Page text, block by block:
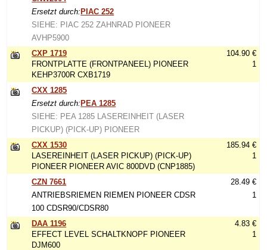
Ersetzt durch: PIAC 252
SIEHE: PIAC 252 ZAHNRAD PIONEER
AVHP5900
CXP 1719
FRONTPLATTE (FRONTPANEEL) PIONEER
KEHP3700R CXB1719
104.90 €
1
CXX 1285
Ersetzt durch: PEA 1285
SIEHE: PEA 1285 LASEREINHEIT (LASER
PICKUP) (PICK-UP) PIONEER
CXX 1530
LASEREINHEIT (LASER PICKUP) (PICK-UP)
PIONEER PIONEER AVIC 800DVD (CNP1885)
185.94 €
1
CZN 7661
ANTRIEBSRIEMEN RIEMEN PIONEER CDSR
100 CDSR90/CDSR80
28.49 €
1
DAA 1196
EFFECT LEVEL SCHALTKNOPF PIONEER
DJM600
4.83 €
1